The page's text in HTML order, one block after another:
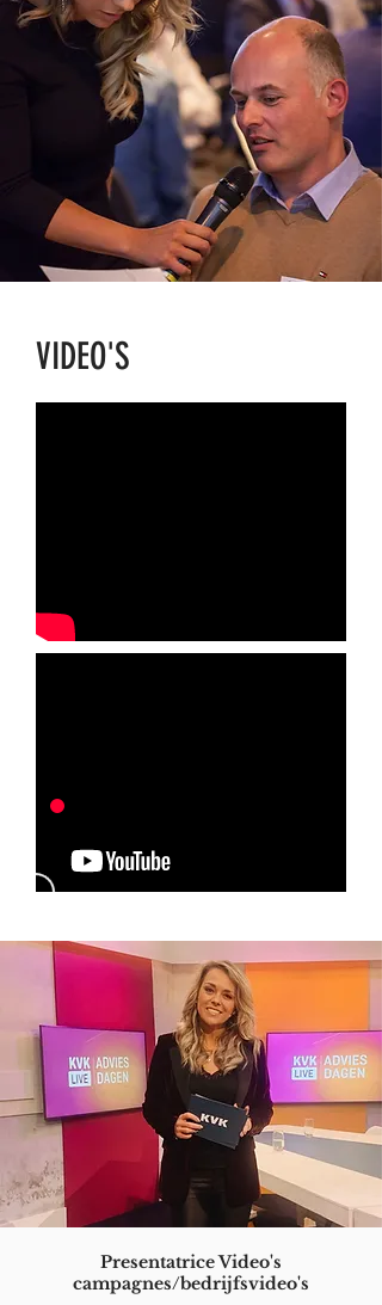
VIDEO'S
Presentatrice Video's
campagnes/bedrijfsvideo's